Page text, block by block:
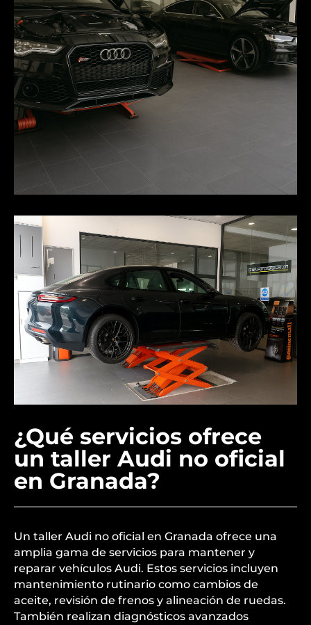
¿Qué servicios ofrece
un taller Audi no oficial
en Granada?
Un taller Audi no oficial en Granada ofrece una
amplia gama de servicios para mantener y
reparar vehículos Audi. Estos servicios incluyen
mantenimiento rutinario como cambios de
aceite, revisión de frenos y alineación de ruedas.
También realizan diagnósticos avanzados